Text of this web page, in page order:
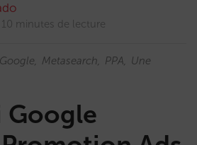
10 minutes de lecture
Google Metasearch PPA Une
Google